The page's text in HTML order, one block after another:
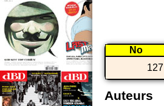
No
127
Auteurs